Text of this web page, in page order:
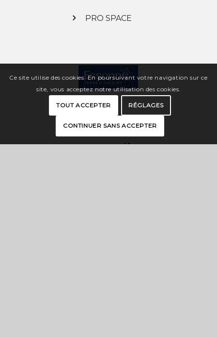
PRO SPACE
Ce site utilise des cookies. En poursuivant votre navigation sur ce
site, vous acceptez notre utilisation des cookies.
TOUT ACCEPTER RÉGLAGES
CONTINUER SANS ACCEPTER